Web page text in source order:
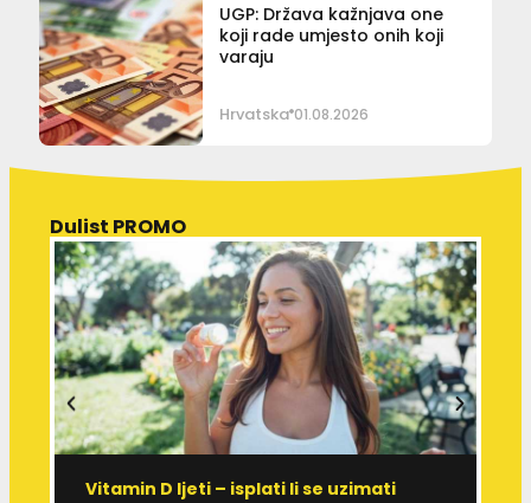
UGP: Država kažnjava one
koji rade umjesto onih koji
varaju
Hrvatska 01.08.2026
Dulist PROMO
Vitamin D ljeti – isplati li se uzimati